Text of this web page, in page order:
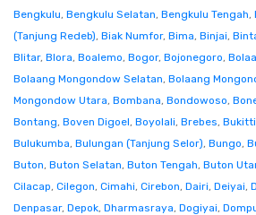
Bengkulu, Bengkulu Selatan, Bengkulu Tengah,
(Tanjung Redeb), Biak Numfor, Bima, Binjai,
Blitar, Blora, Boalemo, Bogor, Bojonegoro,
Bolaang Mongondow Selatan, Bolaang
Mongondow Utara, Bombana, Bondowoso,
Bontang, Boven Digoel, Boyolali, Brebes,
Bulukumba, Bulungan (Tanjung Selor), Bungo,
Buton, Buton Selatan, Buton Tengah, Buton
Cilacap, Cilegon, Cimahi, Cirebon, Dairi, Deiyai,
Denpasar, Depok, Dharmasraya, Dogiyai,